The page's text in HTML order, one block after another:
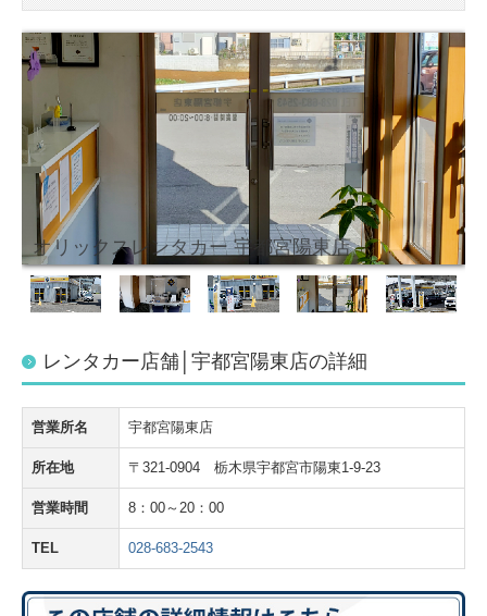
オリックスレンタカー 宇都宮陽東店
レンタカー店舗│宇都宮陽東店の詳細
営業所名 宇都宮陽東店
所在地 〒321-0904 栃木県宇都宮市陽東1-9-23
営業時間 8：00～20：00
TEL 028-683-2543